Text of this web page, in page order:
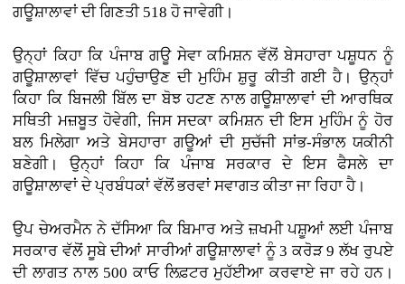
ਗਊਸ਼ਾਲਾਵਾਂ ਦੀ ਗਿਣਤੀ 518 ਹੋ ਜਾਵੇਗੀ।
ਉਨ੍ਹਾਂ ਕਿਹਾ ਕਿ ਪੰਜਾਬ ਗਊ ਸੇਵਾ ਕਮਿਸ਼ਨ ਵੱਲੋਂ ਬੇਸਹਾਰਾ ਪਸ਼ੂਧਨ ਨੂੰ
ਗਊਸ਼ਾਲਾਵਾਂ ਵਿੱਚ ਪਹੁੰਚਾਉਣ ਦੀ ਮੁਹਿੰਮ ਸ਼ੁਰੂ ਕੀਤੀ ਗਈ ਹੈ। ਉਨ੍ਹਾਂ
ਕਿਹਾ ਕਿ ਬਿਜਲੀ ਬਿੱਲ ਦਾ ਬੋਝ ਹਟਣ ਨਾਲ ਗਊਸ਼ਾਲਾਵਾਂ ਦੀ ਆਰਥਿਕ
ਸਥਿਤੀ ਮਜ਼ਬੂਤ ਹੋਵੇਗੀ, ਜਿਸ ਸਦਕਾ ਕਮਿਸ਼ਨ ਦੀ ਇਸ ਮੁਹਿੰਮ ਨੂੰ ਹੋਰ
ਬਲ ਮਿਲੇਗਾ ਅਤੇ ਬੇਸਹਾਰਾ ਗਊਆਂ ਦੀ ਸੁਚੱਜੀ ਸਾਂਭ-ਸੰਭਾਲ ਯਕੀਨੀ
ਬਣੇਗੀ। ਉਨ੍ਹਾਂ ਕਿਹਾ ਕਿ ਪੰਜਾਬ ਸਰਕਾਰ ਦੇ ਇਸ ਫੈਸਲੇ ਦਾ
ਗਊਸ਼ਾਲਾਵਾਂ ਦੇ ਪ੍ਰਬੰਧਕਾਂ ਵੱਲੋਂ ਭਰਵਾਂ ਸਵਾਗਤ ਕੀਤਾ ਜਾ ਰਿਹਾ ਹੈ।
ਉਪ ਚੇਅਰਮੈਨ ਨੇ ਦੱਸਿਆ ਕਿ ਬਿਮਾਰ ਅਤੇ ਜ਼ਖਮੀ ਪਸ਼ੂਆਂ ਲਈ ਪੰਜਾਬ
ਸਰਕਾਰ ਵੱਲੋਂ ਸੂਬੇ ਦੀਆਂ ਸਾਰੀਆਂ ਗਊਸ਼ਾਲਾਵਾਂ ਨੂੰ 3 ਕਰੋੜ 9 ਲੱਖ ਰੁਪਏ
ਦੀ ਲਾਗਤ ਨਾਲ 500 ਕਾਓ ਲਿਫ਼ਟਰ ਮੁਹੱਈਆ ਕਰਵਾਏ ਜਾ ਰਹੇ ਹਨ।